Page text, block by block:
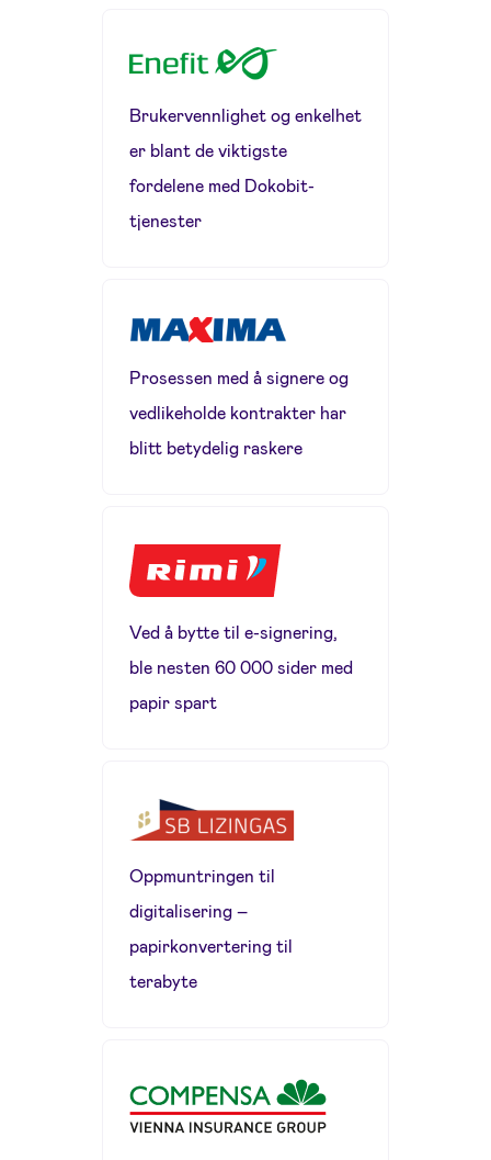
Brukervennlighet og enkelhet
er blant de viktigste
fordelene med Dokobit-
tjenester
Prosessen med å signere og
vedlikeholde kontrakter har
blitt betydelig raskere
Ved å bytte til e-signering,
ble nesten 60 000 sider med
papir spart
Oppmuntringen til
digitalisering –
papirkonvertering til
terabyte